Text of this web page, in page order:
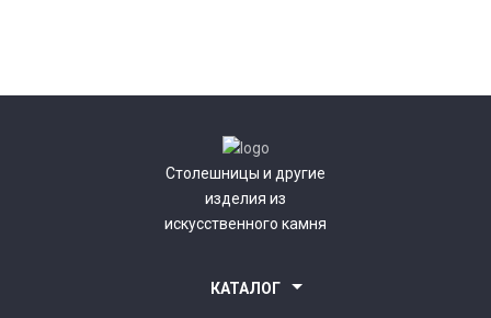
Столешницы и другие
изделия из
искусственного камня
КАТАЛОГ